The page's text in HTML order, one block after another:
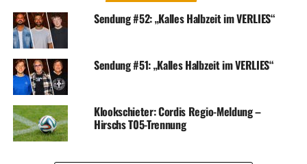
Sendung #52: „Kalles Halbzeit im VERLIES“
Sendung #51: „Kalles Halbzeit im VERLIES“
Klookschieter: Cordis Regio-Meldung –
Hirschs T05-Trennung